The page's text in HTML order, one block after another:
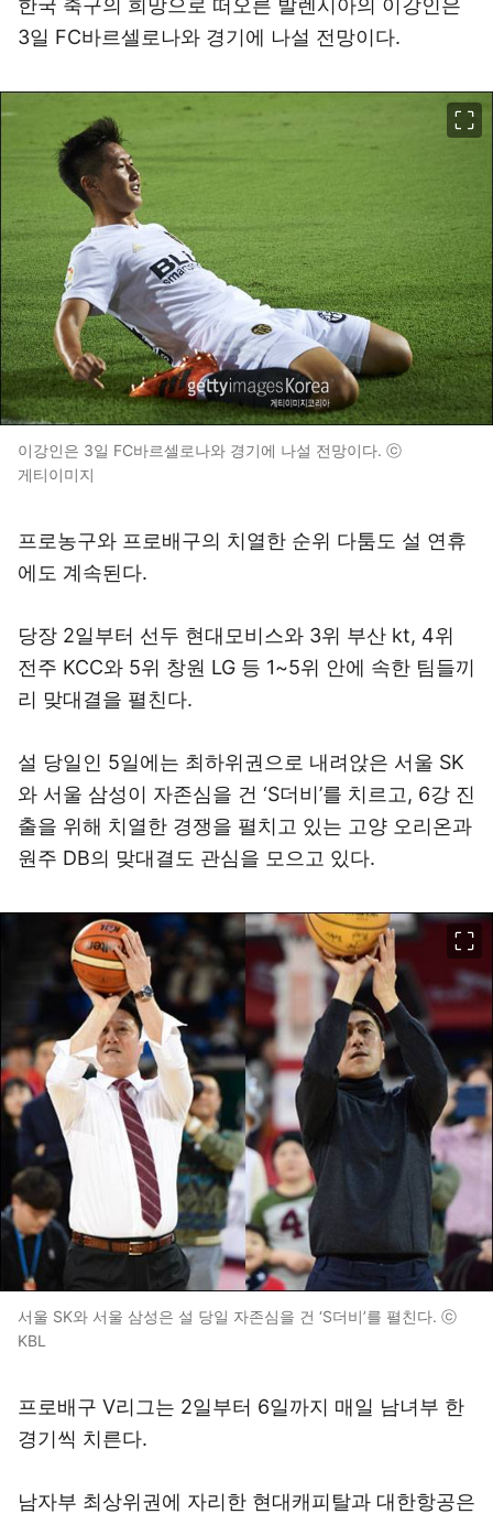
한국 축구의 희망으로 떠오른 발렌시아의 이강인은
3일 FC바르셀로나와 경기에 나설 전망이다.
이강인은 3일 FC바르셀로나와 경기에 나설 전망이다. ⓒ
게티이미지
프로농구와 프로배구의 치열한 순위 다툼도 설 연휴
에도 계속된다.
당장 2일부터 선두 현대모비스와 3위 부산 kt, 4위
전주 KCC와 5위 창원 LG 등 1~5위 안에 속한 팀들끼
리 맞대결을 펼친다.
설 당일인 5일에는 최하위권으로 내려앉은 서울 SK
와 서울 삼성이 자존심을 건 ‘S더비’를 치르고, 6강 진
출을 위해 치열한 경쟁을 펼치고 있는 고양 오리온과
원주 DB의 맞대결도 관심을 모으고 있다.
서울 SK와 서울 삼성은 설 당일 자존심을 건 ‘S더비’를 펼친다. ⓒ
KBL
프로배구 V리그는 2일부터 6일까지 매일 남녀부 한
경기씩 치른다.
남자부 최상위권에 자리한 현대캐피탈과 대한항공은